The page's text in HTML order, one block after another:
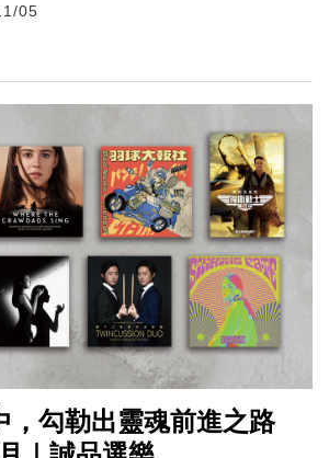
05
，勾勒出靈魂前進之路